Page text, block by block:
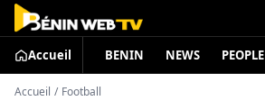
Accueil BENIN NEWS PEOPLE
Accueil / Football